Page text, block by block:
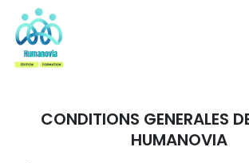
Se rendre au contenu
CONDITIONS GENERALES
HUMANOVIA